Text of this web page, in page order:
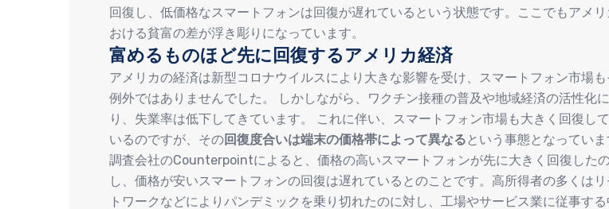
回復し、低価格なスマートフォンは回復が遅れているという状態です。ここでもアメリ
おける貧富の差が浮き彫りになっています。
富めるものほど先に回復するアメリカ経済
アメリカの経済は新型コロナウイルスにより大きな影響を受け、スマートフォン市場
例外ではありませんでした。 しかしながら、ワクチン接種の普及や地域経済の活性化
り、失業率は低下してきています。 これに伴い、スマートフォン市場も大きく回復し
いるのですが、その回復度合いは端末の価格帯によって異なる という事態となっていま
調査会社のCounterpointによると、価格の高いスマートフォンが先に大きく回復した
し、価格が安いスマートフォンの回復は遅れているとのことです。高所得者の多くはリ
トワークなどによりパンデミックを乗り切れたのに対し、工場やサービス業に従事する